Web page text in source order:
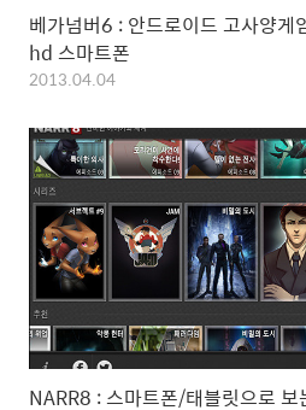
베가넘버6 : 안드로이드 고사양게
hd 스마트폰
2013.04.04
NARR8 : 스마트폰/태블릿으로